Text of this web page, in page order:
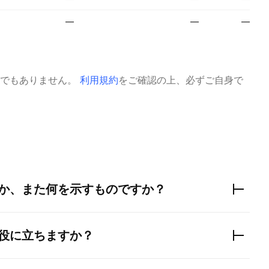
— — —
もありません。 利用規約をご確認の上、必ずご自身で
、また何を示すものですか？
に立ちますか？